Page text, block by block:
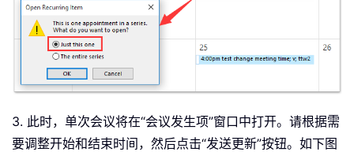
3. 此时，单次会议将在“会议发生项”窗口中打开。请根据需
要调整开始和结束时间，然后点击“发送更新”按钮。如下图